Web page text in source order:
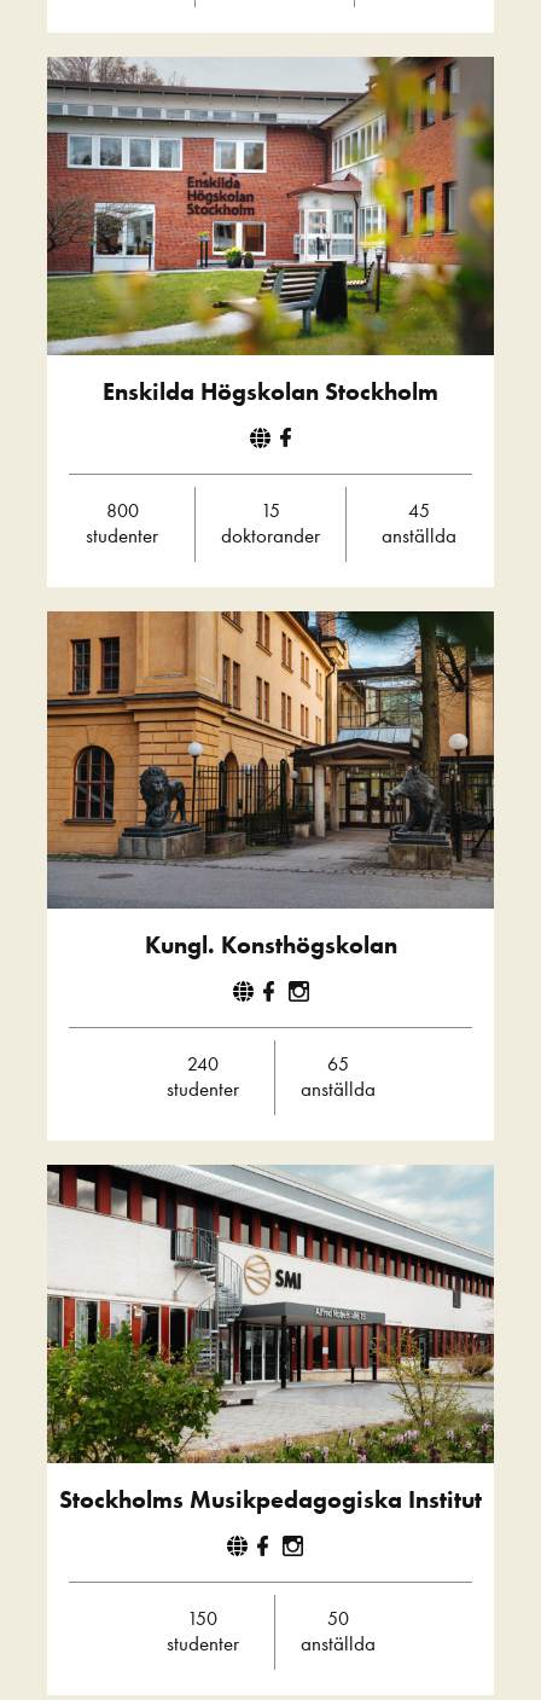
Enskilda Högskolan Stockholm
800
studenter
15
doktorander
45
anställda
Kungl. Konsthögskolan
240
studenter
65
anställda
Stockholms Musikpedagogiska Institut
150
studenter
50
anställda